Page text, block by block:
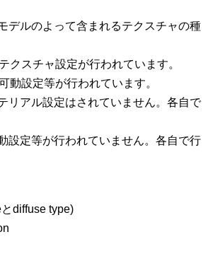
デルのよって含まれるテクスチャの種
クスチャ設定が行われています。
動設定等が行われています。
リアル設定はされていません。各自で
設定等が行われていません。各自で行
diffuse type)